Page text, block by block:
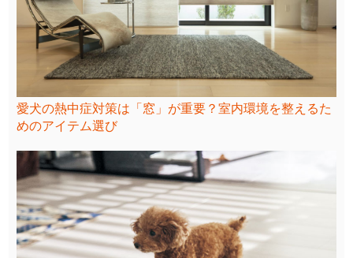
愛犬の熱中症対策は「窓」が重要？室内環境を整えるた
めのアイテム選び